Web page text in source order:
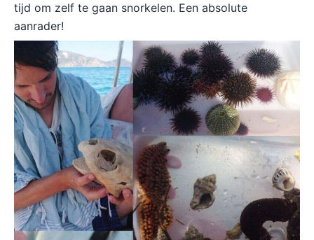
tijd om zelf te gaan snorkelen. Een absolute
aanrader!